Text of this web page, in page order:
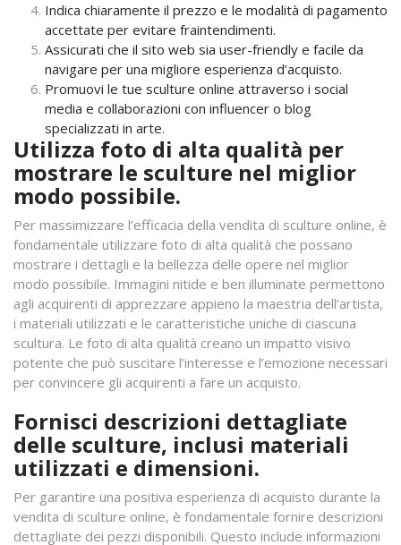
Indica chiaramente il prezzo e le modalità di pagamento
accettate per evitare fraintendimenti.
Assicurati che il sito web sia user-friendly e facile da
navigare per una migliore esperienza d’acquisto.
Promuovi le tue sculture online attraverso i social
media e collaborazioni con influencer o blog
specializzati in arte.
Utilizza foto di alta qualità per
mostrare le sculture nel miglior
modo possibile.
Per massimizzare l’efficacia della vendita di sculture online, è
fondamentale utilizzare foto di alta qualità che possano
mostrare i dettagli e la bellezza delle opere nel miglior
modo possibile. Immagini nitide e ben illuminate permettono
agli acquirenti di apprezzare appieno la maestria dell’artista,
i materiali utilizzati e le caratteristiche uniche di ciascuna
scultura. Le foto di alta qualità creano un impatto visivo
potente che può suscitare l’interesse e l’emozione necessari
per convincere gli acquirenti a fare un acquisto.
Fornisci descrizioni dettagliate
delle sculture, inclusi materiali
utilizzati e dimensioni.
Per garantire una positiva esperienza di acquisto durante la
vendita di sculture online, è fondamentale fornire descrizioni
dettagliate dei pezzi disponibili. Questo include informazioni